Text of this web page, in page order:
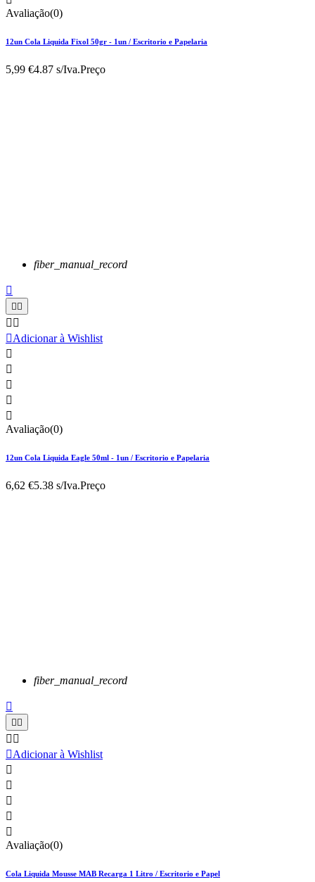
Avaliação(0)
12un Cola Liquida Fixol 50gr - 1un / Escritorio e Papelaria
5,99 €4.87 s/Iva.Preço
fiber_manual_record

 
 
Adicionar à Wishlist





Avaliação(0)
12un Cola Liquida Eagle 50ml - 1un / Escritorio e Papelaria
6,62 €5.38 s/Iva.Preço
fiber_manual_record

 
 
Adicionar à Wishlist





Avaliação(0)
Cola Liquida Mousse MAB Recarga 1 Litro / Escritorio e Papel